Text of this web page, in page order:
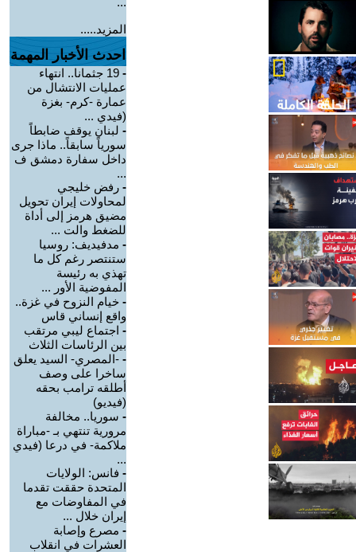
المزيد.....
احدث الأخبار المهمة
-
19 جثمانا.. انتهاء
عمليات الانتشال من
عمارة -كرم- بغزة
(فيدي ...
- لبنان يوقف ضابطاً
سورياً سابقاً.. ماذا جرى
داخل سفارة دمشق ف
...
- رفض خليجي
لمحاولات إيران تحويل
مضيق هرمز إلى أداة
للضغط والت ...
- مدفيديف: روسيا
ستنتصر رغم كل ما
تهذي به رئيسة
المفوضية الأور ...
- خيام النزوح في غزة..
واقع إنساني قاس
- اجتماع ليبي مرتقب
بين الرئاسات الثلاث
- -المصري- السيد يعلق
ساخرا على وصف
أطلقه ترامب بحقه
(فيديو)
- سوريا.. مخالفة
مرورية تنتهي بـ -مباراة
ملاكمة- في درعا (فيدي
...
- فانس: الولايات
المتحدة حققت تقدما
في المفاوضات مع
إيران خلال ...
- مصرع وإصابة
العشرات في انقلاب